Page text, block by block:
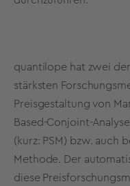
quantilope hat zwei
stärksten
Preisgestaltung von
Based-Conjoint-Analyse
(kurz: PSM) bzw. auch
Methode. Der
diese